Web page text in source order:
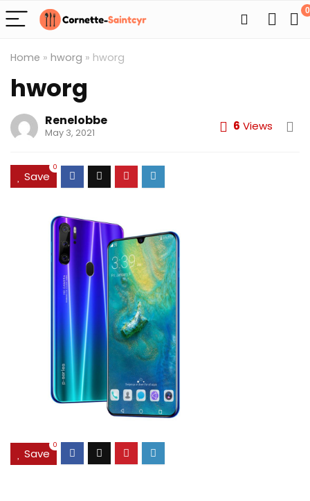
0
Home » hworg » hworg
hworg
Renelobbe
May 3, 2021 6 Views
Save
0
Save
0